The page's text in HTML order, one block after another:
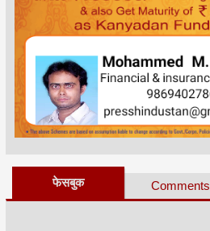
फेसबुक Comments